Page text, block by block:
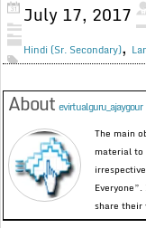
July 17, 2017
Hindi (Sr. Secondary),
Aboutevirtualguru_ajaygour
The main
material to
share their